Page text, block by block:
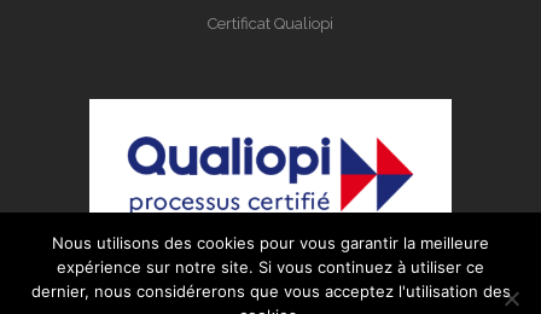
Certificat Qualiopi
Nous utilisons des cookies pour vous garantir la meilleure
expérience sur notre site. Si vous continuez à utiliser ce
dernier, nous considérerons que vous acceptez l'utilisation des